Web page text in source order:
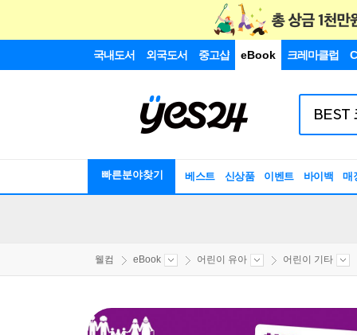
국내도서 외국도서 중고샵 eBook 크레마클럽
빠른분야찾기 베스트 신상품 이벤트 바이백 매
웰컴 eBook 어린이 유아 어린이 기타